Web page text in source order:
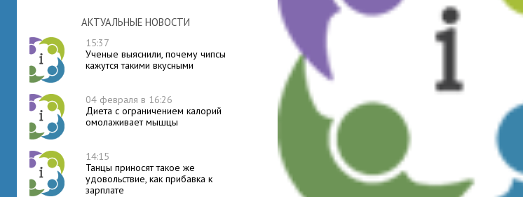
АКТУАЛЬНЫЕ НОВОСТИ
15:37
Ученые выяснили, почему чипсы
кажутся такими вкусными
04 февраля в 16:26
Диета с ограничением калорий
омолаживает мышцы
14:15
Танцы приносят такое же
удовольствие, как прибавка к
зарплате